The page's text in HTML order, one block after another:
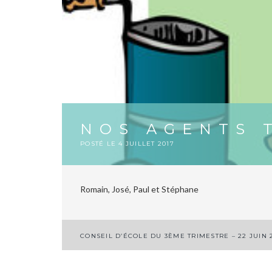
NOS AGENTS
POSTÉ LE4 JUILLET 2017
Romain, José, Paul et Stéphane
Navigation
CONSEIL D’ÉCOLE DU 3ÈME TRIMESTRE – 22 JUIN